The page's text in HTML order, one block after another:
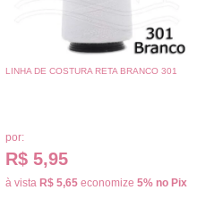
LINHA DE COSTURA RETA BRANCO 301
por:
R$ 5,95
à vista R$ 5,65 economize 5% no Pix